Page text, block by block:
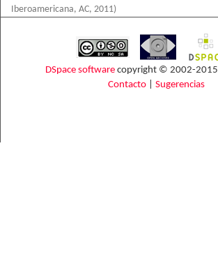
Iberoamericana, AC, 2011)
DSpace software copyright © 2002-2015
Contacto| Sugerencias